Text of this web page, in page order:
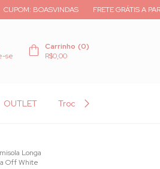
FRETE GRÁTIS A PARTIR DE R$ 500,00
se
Carrinho (0)
R$0,00
OUTLET Trocas & Devoluções
Longa
Off White